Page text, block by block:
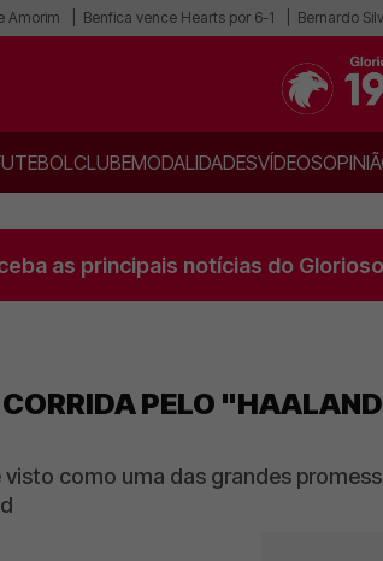
Amorim Benfica vence Hearts por 6-1 Bernardo
CLUBEMODALIDADESVÍDEOS
as principais notícias do
PELO
visto como uma das grandes